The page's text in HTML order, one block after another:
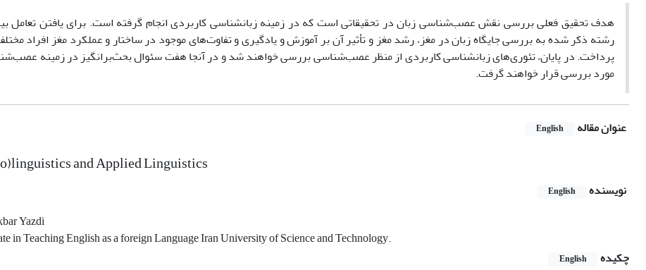
هدف تحقیق فعلی بررسی نقش عصب‌شناسی زبان در تحقیقاتی است که در زمینه زبانشناسی کاربردی انجام گرفته است. برای یافتن تعامل
رشته ذکر شده به بررسی جایگاه زبان در مغز، رشد مغز و تأثیر آن بر آموزش و یادگیری و تفاوت‌های موجود در ساختار و عملکرد مغز افراد
پرداخت. در پایان، تئوری‌های زبانشناسی کاربردی از منظر عصب‌شناسی بررسی خواهند شد و در آنجا هفت سئوال بحث‌برانگیز در زمینه
مورد بررسی قرار خواهند گرفت.
عنوان مقاله English
and Applied Linguistics
نویسنده English
Yazdi
in Teaching English as a foreign Language Iran University of Science and Technology.
چکیده
English